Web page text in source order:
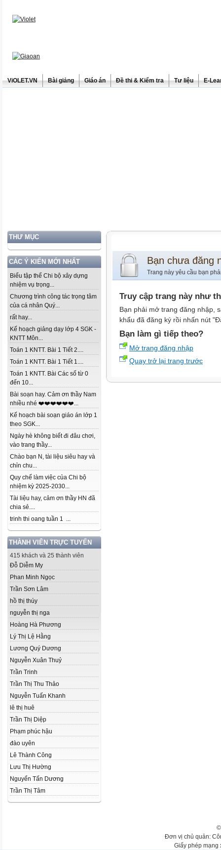
ViOLET.VN Bài giảng Giáo án Đề thi & Kiểm tra Tư liệu E-
THƯ MỤC
CÁC Ý KIẾN MỚI NHẤT
Biểu tập thể Chi bộ xây dựng
nhiệm vụ trọng...
Chương trình công tác trọng tâm
của cá nhân Quý...
rất hay...
Kế hoạch giảng dạy lớp 4 SGK -
KNTT Môn...
Toán 1 KNTT. Bài 1 Tiết 2....
Toán 1 KNTT. Bài 1 Tiết 1....
Toán 1 KNTT. Bài Các số từ 0
đến 10...
Bài soạn hay. Cảm ơn thầy Nam
nhiều nhé ❤️❤️❤️❤️❤️❤️...
Kế hoạch bài soạn giáo án lớp 1
theo SGK...
Ngày hè không biết đi đâu chơi,
vào trang thầy...
Chào bạn N, tài liệu siêu hay và
chỉn chu...
Quy chế làm việc của Chi bộ
nhiệm kỳ 2025-2030...
Tài liệu hay, cảm ơn thầy HN đã
chia sẻ....
trinh thi oang tuần 1 ...
THÀNH VIÊN TRỰC TUYẾN
415 khách và 25 thành viên
Đỗ Diễm My
Phan Minh Ngọc
Trần Sơn Lâm
hồ thị thúy
nguyễn thị nga
Hoàng Hà Phương
Lý Thị Lệ Hằng
Lương Quý Dương
Nguyễn Xuân Thuỷ
Trần Trinh
Trần Thị Thu Thảo
Nguyễn Tuấn Khanh
lê thị huê
Trần Thị Diệp
Phạm phúc hậu
đào uyên
Lê Thành Công
Lưu Thị Hường
Nguyển Tấn Dương
Trần Thị Tâm
Bạn chưa đăng
Trang này yêu cầu bạn
Truy cập trang này như
Bạn phải mở trang đăng nhập,
khẩu đã đăng ký rồi nhấn nút
Bạn làm gì tiếp theo?
Mở trang đăng nhập
Quay trở lại trang trước
Đơn vị chủ quản:
Giấy phép mạng